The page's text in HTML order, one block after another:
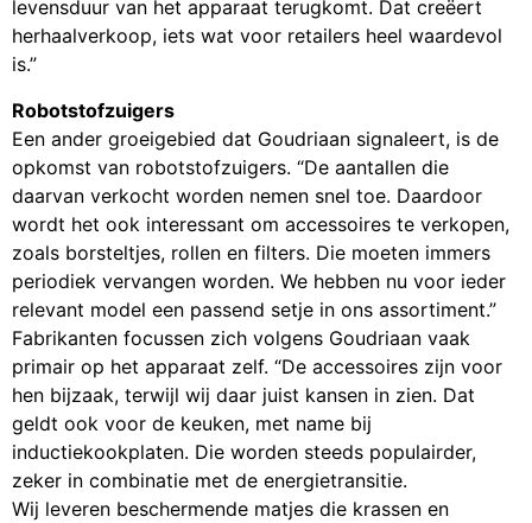
levensduur van het apparaat terugkomt. Dat creëert
herhaalverkoop, iets wat voor retailers heel waardevol
is.”
Robotstofzuigers
Een ander groeigebied dat Goudriaan signaleert, is de
opkomst van robotstofzuigers. “De aantallen die
daarvan verkocht worden nemen snel toe. Daardoor
wordt het ook interessant om accessoires te verkopen,
zoals borsteltjes, rollen en filters. Die moeten immers
periodiek vervangen worden. We hebben nu voor ieder
relevant model een passend setje in ons assortiment.”
Fabrikanten focussen zich volgens Goudriaan vaak
primair op het apparaat zelf. “De accessoires zijn voor
hen bijzaak, terwijl wij daar juist kansen in zien. Dat
geldt ook voor de keuken, met name bij
inductiekookplaten. Die worden steeds populairder,
zeker in combinatie met de energietransitie.
Wij leveren beschermende matjes die krassen en